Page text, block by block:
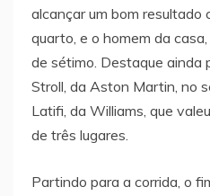
alcançar um bom resultado
quarto, e o homem da
de sétimo. Destaque ainda
Stroll, da Aston Martin, no
Latifi, da Williams, que
de três lugares.
Partindo para a corrida, o